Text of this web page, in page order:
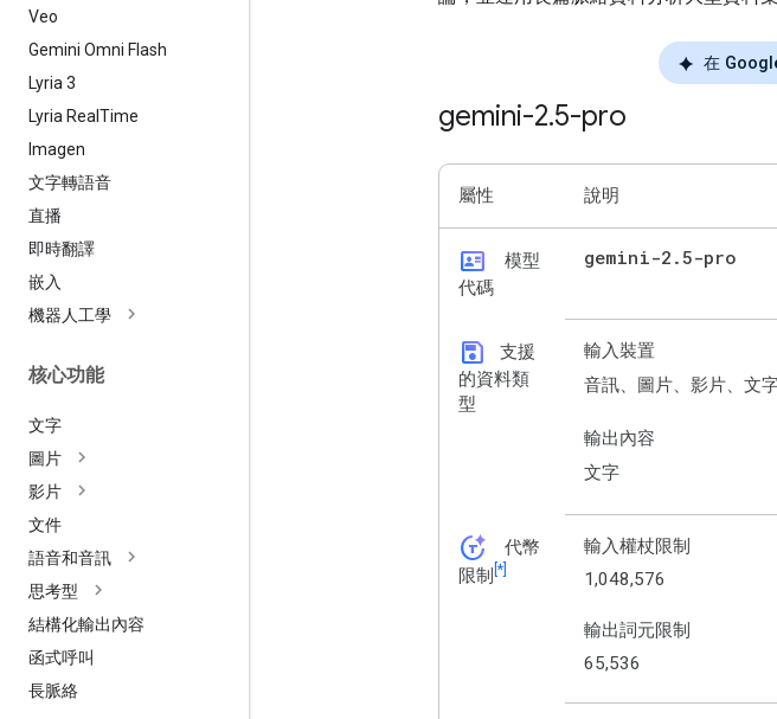
Veo
Gemini Omni Flash
Lyria 3
Lyria Real Time
Imagen
文字轉語音
直播
即時翻譯
嵌入
機器人工學
核心功能
文字
圖片
影片
文件
語音和音訊
思考型
結構化輸出內容
函式呼叫
長脈絡
在
gemini-2.5-pro
屬性 說明
id_card
模型
代碼
gemini-2 .5-pro
save
支援
的資料類
型
輸入裝置
音訊、圖片、影片、文
輸出內容
文字
token_auto
代幣
限制 [*]
輸入權杖限制
1,048,576
輸出詞元限制
65,536